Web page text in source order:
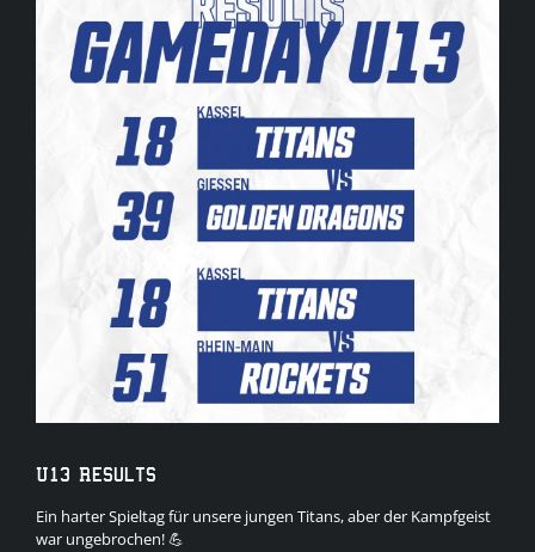
U13 Results
Ein harter Spieltag für unsere jungen Titans, aber der Kampfgeist
war ungebrochen! 💪